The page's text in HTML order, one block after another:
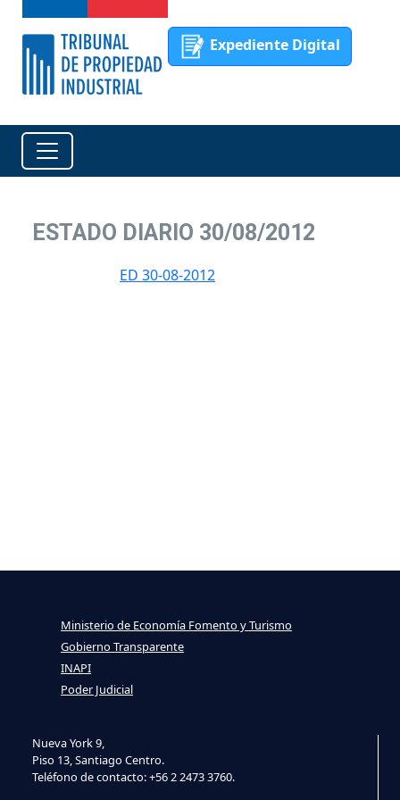
Expediente Digital
ESTADO DIARIO 30/08/2012
ED 30-08-2012
Nueva York 9,
Piso 13, Santiago Centro.
Teléfono de contacto: +56 2 2473 3760.
Ministerio de Economía Fomento y Turismo
Gobierno Transparente
INAPI
Poder Judicial